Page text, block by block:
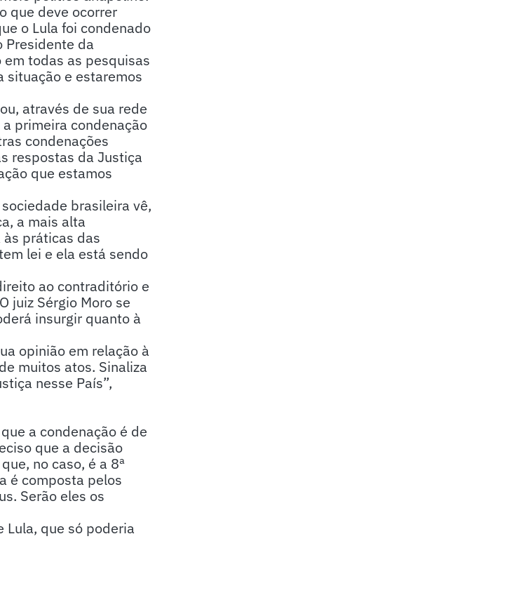
que deve ocorrer
o Lula foi condenado
Presidente da
todas as pesquisas
situação e estaremos
através de sua rede
primeira condenação
condenações
respostas da Justiça
que estamos
brasileira vê,
a mais alta
práticas das
lei e ela está sendo
ao contraditório e
juiz Sérgio Moro se
insurgir quanto à
opinião em relação à
muitos atos. Sinaliza
nesse País”,
a condenação é de
que a decisão
no caso, é a 8ª
é composta pelos
Serão eles os
Lula, que só poderia